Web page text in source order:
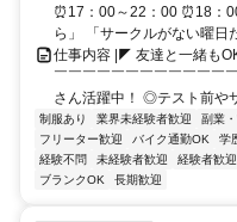
⏰17：00～22：00 ⏰18：
ら」 「サークルがない曜日
仕事内容 |◤ 友達と一緒も
￣￣￣￣￣￣￣￣￣￣￣￣
さん活躍中！ ◎テスト前や
制服あり 業界未経験者歓迎 副業
フリーター歓迎
バイク通勤OK 学
経験不問
未経験者歓迎 経験者歓迎
ブランクOK
長期歓迎